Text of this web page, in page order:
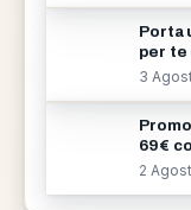
Porta
per te
3
69€
2